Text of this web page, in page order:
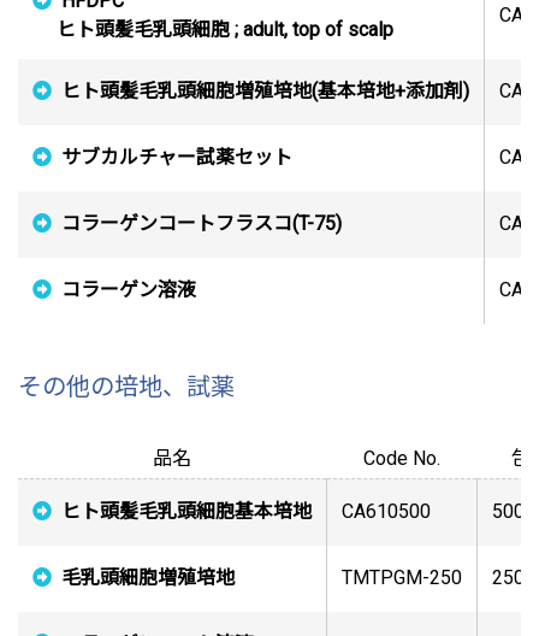
ヒト頭髪毛乳頭細胞 ; adult, top of scalp
ヒト頭髪毛乳頭細胞増殖培地(基本培地+添加剤)
サブカルチャー試薬セット
コラーゲンコートフラスコ(T-75)
コラーゲン溶液
その他の培地、試薬
品名 Code No. 包
ヒト頭髪毛乳頭細胞基本培地 CA610500 500
毛乳頭細胞増殖培地 TMTPGM-250 250